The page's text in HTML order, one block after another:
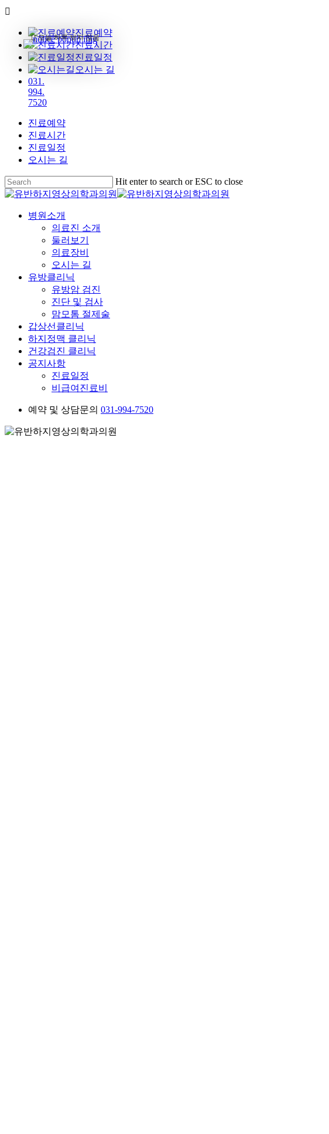
진료예약
진료시간
진료일정
오시는 길
031.
994.
7520
진료예약
진료시간
진료일정
오시는 길
Skip
to
main
content
Hit enter to search or ESC to close
Close
Menu
병원소개
의료진 소개
둘러보기
의료장비
오시는 길
유방클리닉
유방암 검진
진단 및 검사
맘모톰 절제술
갑상선클리닉
하지정맥 클리닉
건강검진 클리닉
공지사항
진료일정
비급여진료비
예약 및 상담문의 031-994-7520
오늘 하루 보지 않음